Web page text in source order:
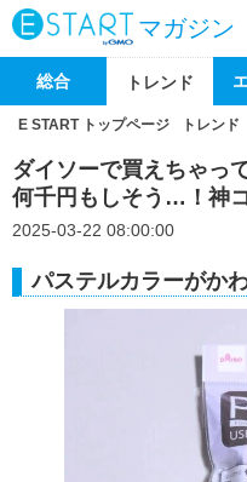
マガジン
総合 トレンド
E START トップページ トレンド
ダイソーで買えちゃっ
何千円もしそう…！神
2025-03-22 08:00:00
パステルカラーがか